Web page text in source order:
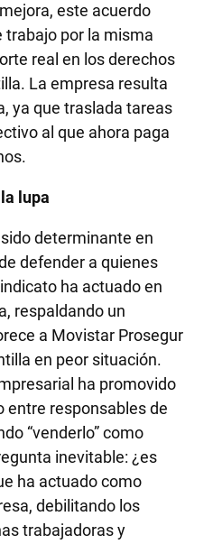
este acuerdo
trabajo por la misma
real en los derechos
La empresa resulta
ya que traslada tareas
al que ahora paga
lupa
determinante en
defender a quienes
ha actuado en
respaldando un
a Movistar Prosegur
en peor situación.
ha promovido
entre responsables de
“venderlo” como
inevitable: ¿es
ha actuado como
debilitando los
trabajadoras y